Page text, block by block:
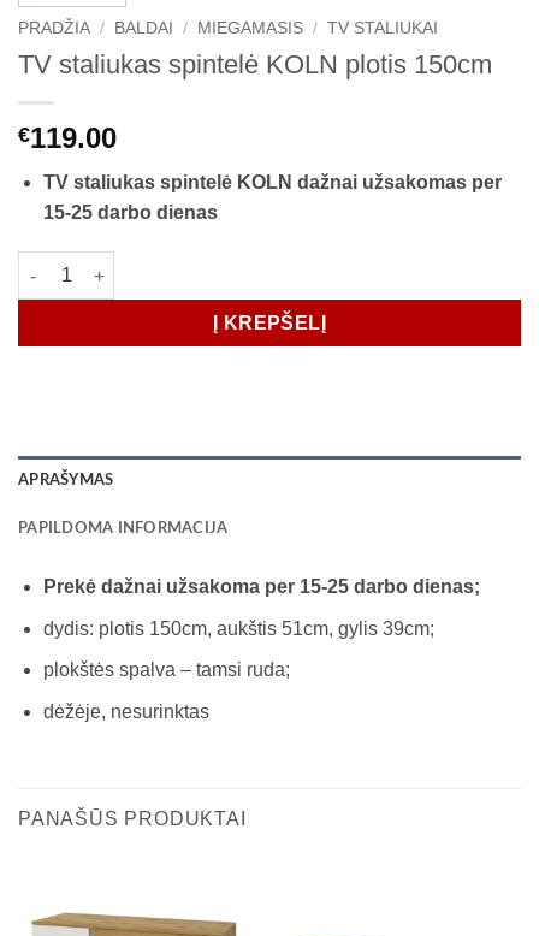
PRADŽIA / BALDAI / MIEGAMASIS / TV STALIUKAI
TV staliukas spintelė KOLN plotis 150cm
€119.00
TV staliukas spintelė KOLN dažnai užsakomas per
15-25 darbo dienas
produkto kiekis: TV staliukas spintelė KOLN plotis 150cm
Į KREPŠELĮ
APRAŠYMAS
PAPILDOMA INFORMACIJA
Prekė dažnai užsakoma per 15-25 darbo dienas;
dydis: plotis 150cm, aukštis 51cm, gylis 39cm;
plokštės spalva – tamsi ruda;
dėžėje, nesurinktas
PANAŠŪS PRODUKTAI